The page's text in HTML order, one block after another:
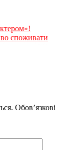
споживати
Обов’язкові